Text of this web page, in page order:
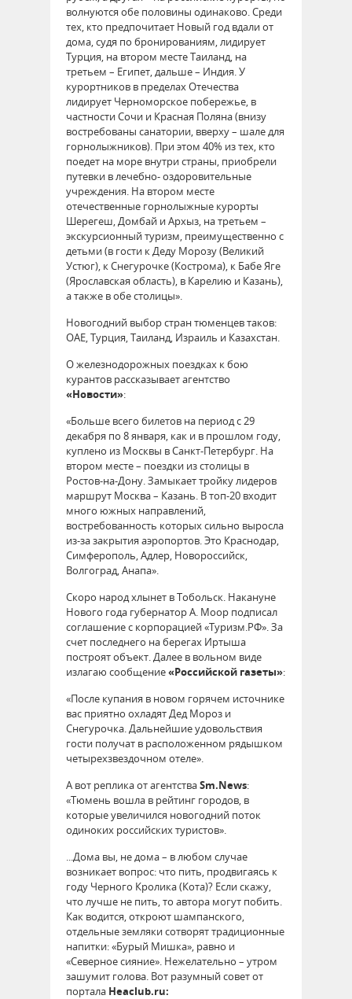
волнуются обе половины одинаково. Среди
тех, кто предпочитает Новый год вдали от
дома, судя по бронированиям, лидирует
Турция, на втором месте Таиланд, на
третьем – Египет, дальше – Индия. У
курортников в пределах Отечества
лидирует Черноморское побережье, в
частности Сочи и Красная Поляна (внизу
востребованы санатории, вверху – шале для
горнолыжников). При этом 40% из тех, кто
поедет на море внутри страны, приобрели
путевки в лечебно- оздоровительные
учреждения. На втором месте
отечественные горнолыжные курорты
Шерегеш, Домбай и Архыз, на третьем –
экскурсионный туризм, преимущественно с
детьми (в гости к Деду Морозу (Великий
Устюг), к Снегурочке (Кострома), к Бабе Яге
(Ярославская область), в Карелию и Казань),
а также в обе столицы».
Новогодний выбор стран тюменцев таков:
ОАЕ, Турция, Таиланд, Израиль и Казахстан.
О железнодорожных поездках к бою
курантов рассказывает агентство
«Новости»:
«Больше всего билетов на период с 29
декабря по 8 января, как и в прошлом году,
куплено из Москвы в Санкт-Петербург. На
втором месте – поездки из столицы в
Ростов-на-Дону. Замыкает тройку лидеров
маршрут Москва – Казань. В топ-20 входит
много южных направлений,
востребованность которых сильно выросла
из-за закрытия аэропортов. Это Краснодар,
Симферополь, Адлер, Новороссийск,
Волгоград, Анапа».
Скоро народ хлынет в Тобольск. Накануне
Нового года губернатор А. Моор подписал
соглашение с корпорацией «Туризм.РФ». За
счет последнего на берегах Иртыша
построят объект. Далее в вольном виде
излагаю сообщение«Российской газеты»:
«После купания в новом горячем источнике
вас приятно охладят Дед Мороз и
Снегурочка. Дальнейшие удовольствия
гости получат в расположенном рядышком
четырехзвездочном отеле».
А вот реплика от агентстваSm.News:
«Тюмень вошла в рейтинг городов, в
которые увеличился новогодний поток
одиноких российских туристов».
...Дома вы, не дома – в любом случае
возникает вопрос: что пить, продвигаясь к
году Черного Кролика (Кота)? Если скажу,
что лучше не пить, то автора могут побить.
Как водится, откроют шампанского,
отдельные земляки сотворят традиционные
напитки: «Бурый Мишка», равно и
«Северное сияние». Нежелательно – утром
зашумит голова. Вот разумный совет от
портала Heaclub.ru: